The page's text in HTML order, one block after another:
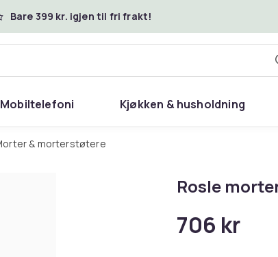
Bare 399 kr. igjen til fri frakt!
Mobiltelefoni Kjøkken & husholdning
Morter & morterstøtere
Rosle
706 kr